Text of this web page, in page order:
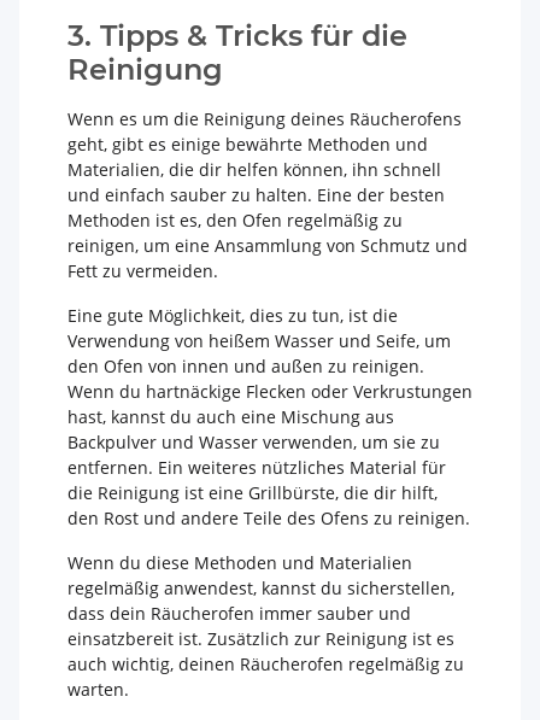
3. Tipps & Tricks für die
Reinigung
Wenn es um die Reinigung deines Räucherofens
geht, gibt es einige bewährte Methoden und
Materialien, die dir helfen können, ihn schnell
und einfach sauber zu halten. Eine der besten
Methoden ist es, den Ofen regelmäßig zu
reinigen, um eine Ansammlung von Schmutz und
Fett zu vermeiden.
Eine gute Möglichkeit, dies zu tun, ist die
Verwendung von heißem Wasser und Seife, um
den Ofen von innen und außen zu reinigen.
Wenn du hartnäckige Flecken oder Verkrustungen
hast, kannst du auch eine Mischung aus
Backpulver und Wasser verwenden, um sie zu
entfernen. Ein weiteres nützliches Material für
die Reinigung ist eine Grillbürste, die dir hilft,
den Rost und andere Teile des Ofens zu reinigen.
Wenn du diese Methoden und Materialien
regelmäßig anwendest, kannst du sicherstellen,
dass dein Räucherofen immer sauber und
einsatzbereit ist. Zusätzlich zur Reinigung ist es
auch wichtig, deinen Räucherofen regelmäßig zu
warten.